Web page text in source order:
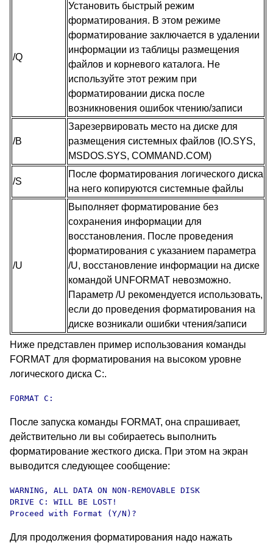
/Q
Установить быстрый режим
форматирования. В этом режиме
форматирование заключается в удалении
информации из таблицы размещения
файлов и корневого каталога. Не
используйте этот режим при
форматировании диска после
возникновения ошибок чтению/записи
/B
Зарезервировать место на диске для
размещения системных файлов (IO.SYS,
MSDOS.SYS, COMMAND.COM)
/S
После форматирования логического диска
на него копируются системные файлы
/U
Выполняет форматирование без
сохранения информации для
восстановления. После проведения
форматирования с указанием параметра
/U, восстановление информации на диске
командой UNFORMAT невозможно.
Параметр /U рекомендуется использовать,
если до проведения форматирования на
диске возникали ошибки чтения/записи
Ниже представлен пример использования команды
FORMAT для форматирования на высоком уровне
логического диска C:.
FORMAT C:
После запуска команды FORMAT, она спрашивает,
действительно ли вы собираетесь выполнить
форматирование жесткого диска. При этом на экран
выводится следующее сообщение:
WARNING, ALL DATA ON NON-REMOVABLE DISK
DRIVE C: WILL BE LOST!
Proceed with Format (Y/N)?
Для продолжения форматирования надо нажать